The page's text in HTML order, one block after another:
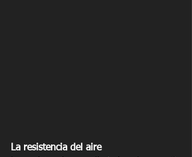
La resistencia del aire